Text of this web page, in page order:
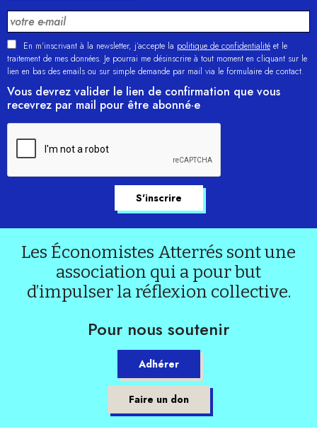
En m'inscrivant à la newsletter, j’accepte la politique de confidentialité et le
traitement de mes données. Je pourrai me désinscrire à tout moment en cliquant sur le
lien en bas des emails ou sur simple demande par mail via le formulaire de contact.
Vous devrez valider le lien de confirmation que vous
recevrez par mail pour être abonné·e
Les Économistes Atterrés sont une
association qui a pour but
d’impulser la réflexion collective.
Pour nous soutenir
Adhérer
Faire un don